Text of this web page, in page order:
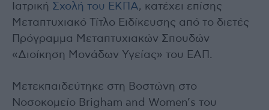
Ιατρική Σχολή του ΕΚΠΑ, κατέχει επίσης
Μεταπτυχιακό Τίτλο Ειδίκευσης από το διετές
Πρόγραμμα Μεταπτυχιακών Σπουδών
«Διοίκηση Μονάδων Υγείας» του ΕΑΠ.
Μετεκπαιδεύτηκε στη Βοστώνη στο
Νοσοκομείο Brigham and Women’s του